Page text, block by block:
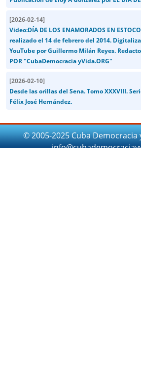
[2026-02-14]
Video:DÍA DE LOS ENAMORADOS EN
realizado el 14 de febrero del 2014.
YouTube por Guillermo Milán Reyes.
POR "CubaDemocracia yVida.ORG"
[2026-02-10]
Desde las orillas del Sena. Tomo XXXVIII.
Félix José Hernández.
© 2005-2025 Cuba